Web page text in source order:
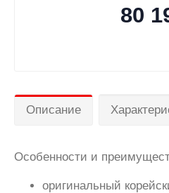
80
Описание
Особенности и
оригинальный